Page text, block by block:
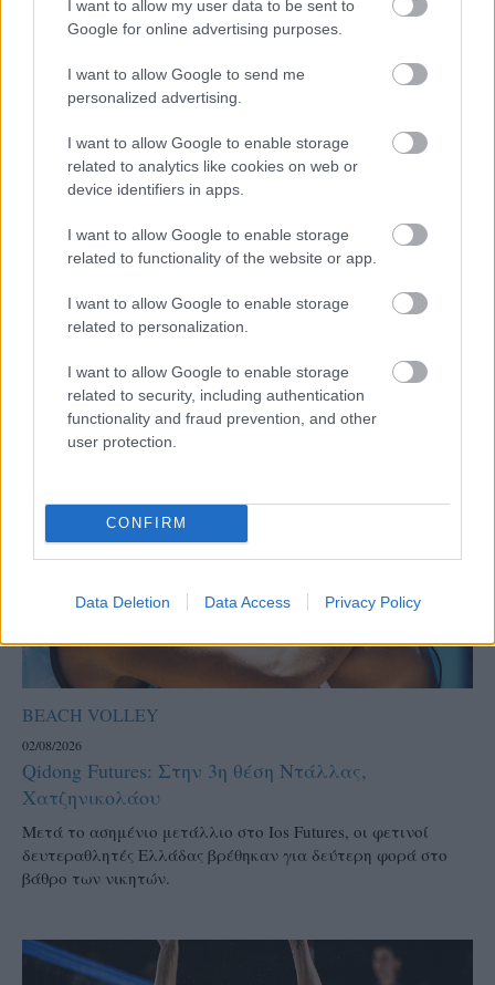
I want to allow my user data to be sent to
Google for online advertising purposes.
I want to allow Google to send me
personalized advertising.
I want to allow Google to enable storage
related to analytics like cookies on web or
device identifiers in apps.
I want to allow Google to enable storage
related to functionality of the website or app.
I want to allow Google to enable storage
related to personalization.
I want to allow Google to enable storage
related to security, including authentication
functionality and fraud prevention, and other
user protection.
CONFIRM
Data Deletion Data Access Privacy Policy
Aκολουθήστε μας
παντού…
BEACH VOLLEY
02/08/2026
Qidong Futures: Στην 3η θέση Ντάλλας,
Χατζηνικολάου
Μετά το ασημένιο μετάλλιο στο Ios Futures, οι φετινοί
δευτεραθλητές Ελλάδας βρέθηκαν για δεύτερη φορά στο
βάθρο των νικητών.